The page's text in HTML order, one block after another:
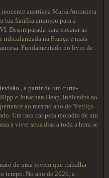
austríaca Maria Antonieta
tua família arranjou para a
Despreparada para encarar as
na França e mais
Fundamentado no livro de
, a partir de um curta-
e Jonathan Heap, indicados ao
ao mesmo ano de ''Feitiço
Um raio cai pela moradia de um
a viver seus dias a toda a hora se
de uma jovem que trabalha
tempo. No ano de 2026, a